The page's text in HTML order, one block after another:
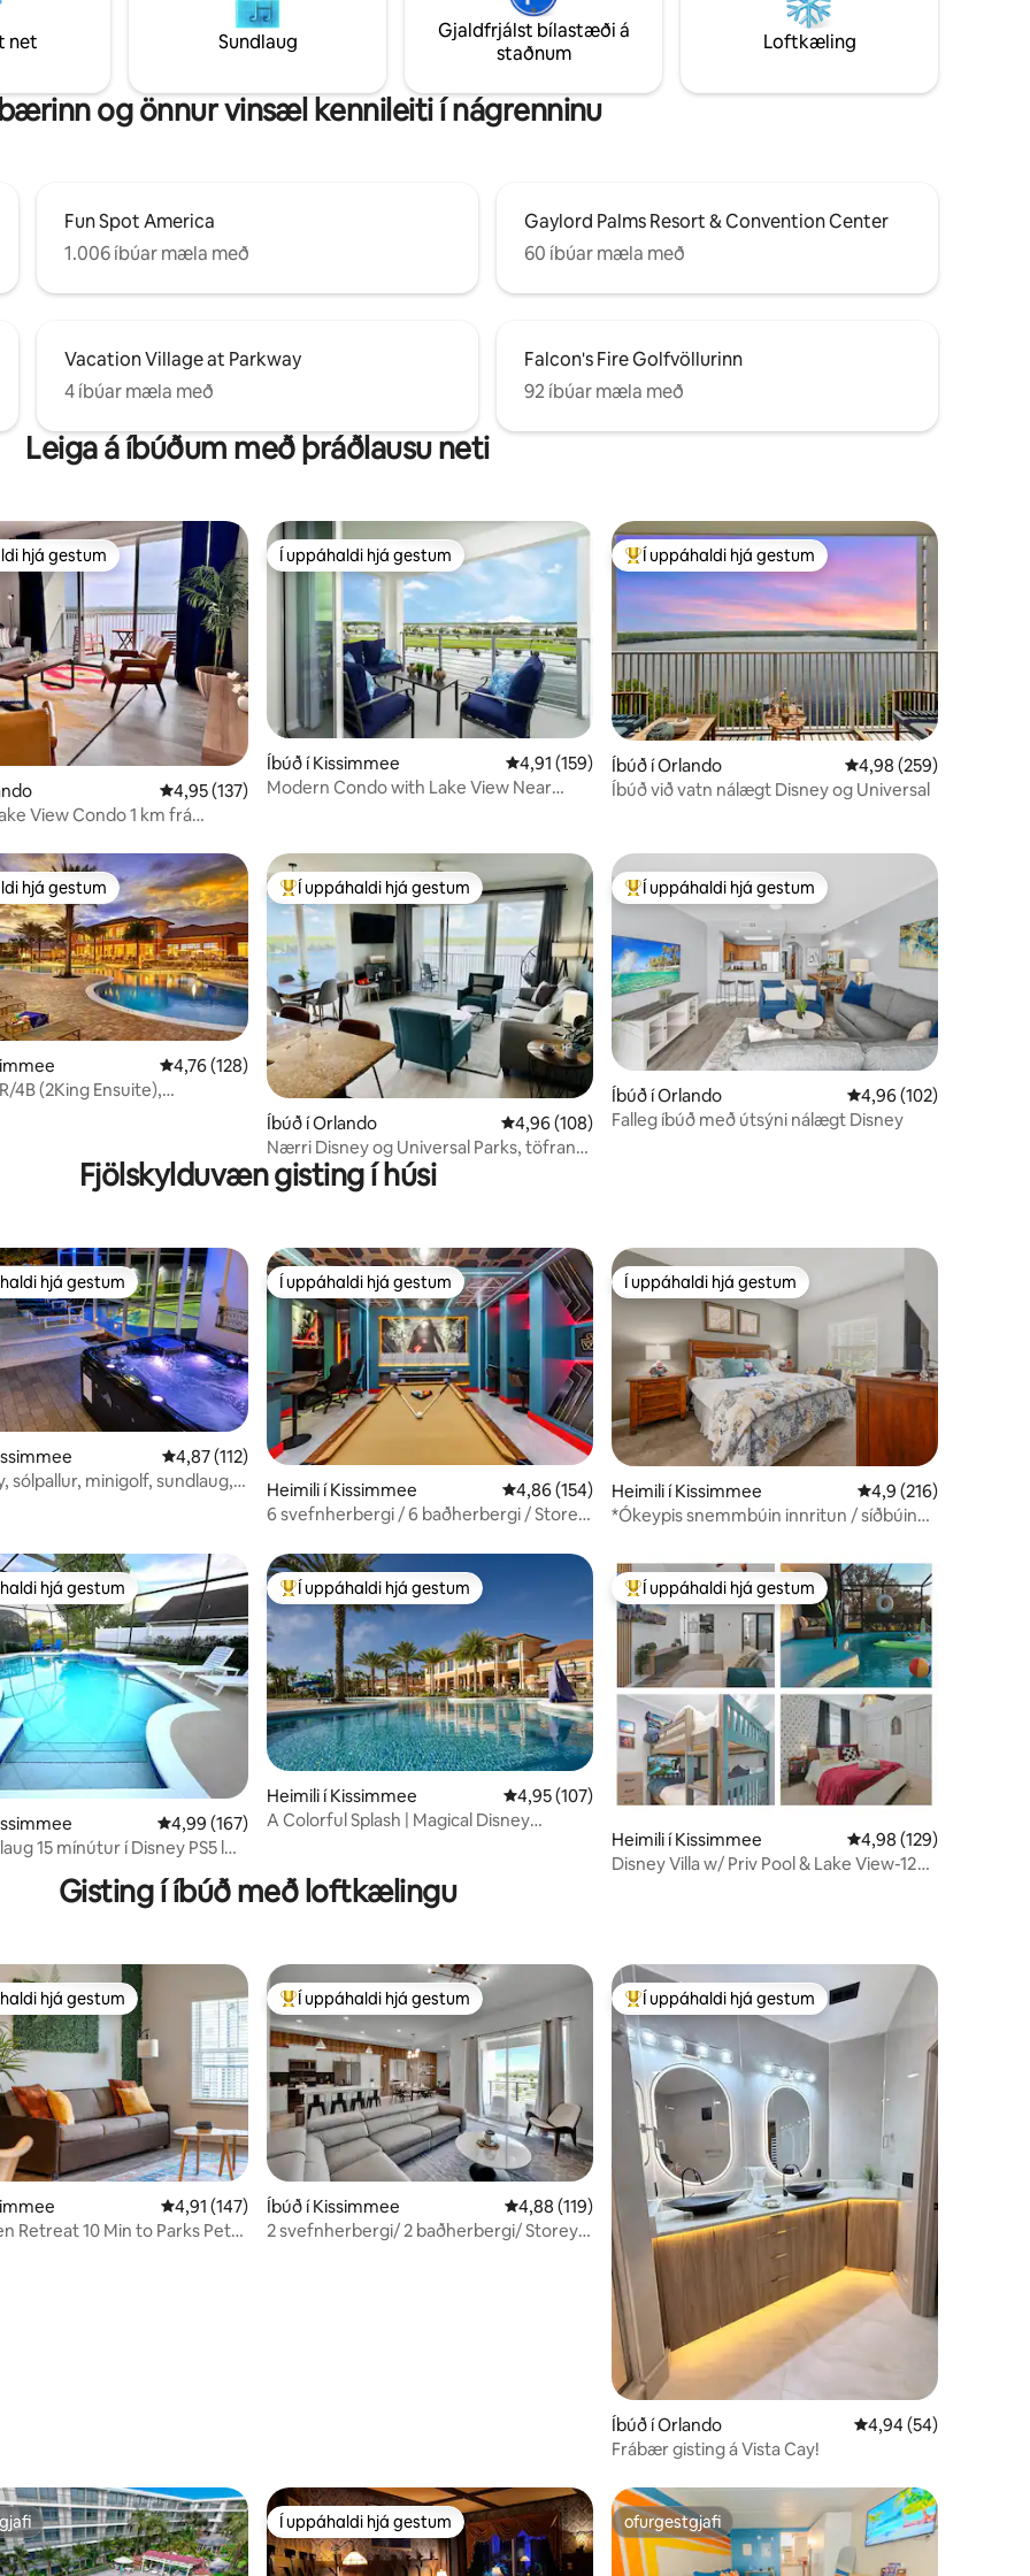
til Disney, 20 mínútur til
skref frá gamla bænum.
þráðlaust net, Disney+ og
gamla bæjarins þar sem þú getur farið í
ríður, verslað og borðað! Farðu aftur í 3-
bd, 2,5-bths raðhúsið og setustofuna í
veitingastöðum, verslunum,
Skemmtistað og fleiru.
net Sundlaug
Gjaldfrjálst bílastæði á
staðnum
Loftkæling
og önnur vinsæl kennileiti í nágrenninu
Fun Spot America
1.006 íbúar mæla með
Gaylord Palms Resort & Convention Center
60 íbúar mæla með
Vacation Village at Parkway
4 íbúar mæla með
Falcon's Fire Golfvöllurinn
92 íbúar mæla með
Leiga á íbúðum með þráðlausu neti
232 umsagnir
hjá gestum
hjá gestum
4,95 af 5 í meðaleinkunn, 137 umsagnir
4,95 (137)
View Condo 1 km frá
Í uppáhaldi hjá gestum
Í uppáhaldi hjá gestum
Íbúð í Kissimmee 4,91 af 5 í meðaleinkunn, 159 umsagnir
4,91 (159)
Modern Condo with Lake View Near
Í mestu uppáhaldi hjá gestum
Í uppáhaldi hjá gestum
Íbúð í Orlando 4,98 af 5 í
4,98 (259)
Íbúð við vatn nálægt Disney og Universal
116 umsagnir
hjá gestum
hjá gestum
4,76 af 5 í meðaleinkunn, 128 umsagnir
4,76 (128)
4B (2King Ensuite),
Í mestu uppáhaldi hjá gestum
Í uppáhaldi hjá gestum
Íbúð í Orlando 4,96 af 5 í meðaleinkunn, 108 umsagnir
4,96 (108)
Nærri Disney og Universal Parks, töfrandi
útsýni yfir vatnið
Í mestu uppáhaldi hjá gestum
Í uppáhaldi hjá gestum
Íbúð í Orlando 4,96 af 5 í
4,96 (102)
Falleg íbúð með útsýni nálægt Disney
Fjölskylduvæn gisting í húsi
136 umsagnir
hjá gestum
hjá gestum
4,87 af 5 í meðaleinkunn, 112 umsagnir
4,87 (112)
sólpallur, minigolf, sundlaug,
Í uppáhaldi hjá gestum
Í uppáhaldi hjá gestum
Heimili í Kissimmee 4,86 af 5 í meðaleinkunn, 154 umsagnir
4,86 (154)
6 svefnherbergi / 6 baðherbergi / Storey
Í uppáhaldi hjá gestum
Í uppáhaldi hjá gestum
Heimili í Kissimmee 4,9 af 5 í
4,9 (216)
*Ókeypis snemmbúin innritun / síðbúin
206 umsagnir
hjá gestum
hjá gestum
4,99 af 5 í meðaleinkunn, 167 umsagnir
4,99 (167)
15 mínútur í Disney PS5 l
Í mestu uppáhaldi hjá gestum
Í uppáhaldi hjá gestum
Heimili í Kissimmee 4,95 af 5 í meðaleinkunn, 107 umsagnir
4,95 (107)
A Colorful Splash | Magical Disney
Í mestu uppáhaldi hjá gestum
Í uppáhaldi hjá gestum
Heimili í Kissimmee 4,98 af 5 í
4,98 (129)
Disney Villa w/ Priv Pool & Lake View-12
Gisting í íbúð með loftkælingu
umsagnir
hjá gestum
hjá gestum
4,91 af 5 í meðaleinkunn, 147 umsagnir
4,91 (147)
Retreat 10 Min to Parks Pets
Í mestu uppáhaldi hjá gestum
Í uppáhaldi hjá gestum
Íbúð í Kissimmee 4,88 af 5 í meðaleinkunn, 119 umsagnir
4,88 (119)
2 svefnherbergi/ 2 baðherbergi/ Storey
Í mestu uppáhaldi hjá gestum
Í uppáhaldi hjá gestum
Íbúð í Orlando 4,94 af 5 í
4,94 (54)
Frábær gisting á Vista Cay!
Í uppáhaldi hjá gestum
Í uppáhaldi hjá gestum ofurgestgjafi
ofurgestgjafi